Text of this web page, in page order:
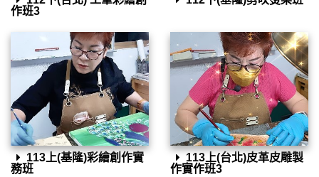
作班3
113上(基隆)彩繪創作實
務班
113上(台北)皮革皮雕製
作實作班3